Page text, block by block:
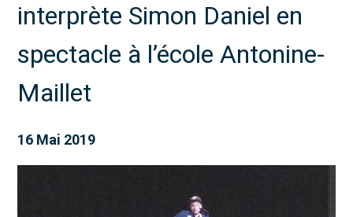
interprète Simon Daniel en
spectacle à l’école Antonine-
Maillet
16 Mai 2019